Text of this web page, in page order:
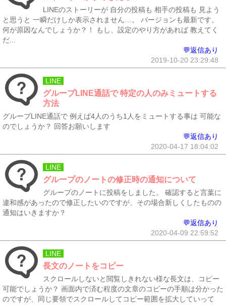
LINEのストーリーが 自分の投稿も 相手の投稿も 見よう
と思うと 一瞬だけしか表示されません…。 バージョンも最新です。
何が原因なんでしょうか？！ もし、設定のやり方があれば 教えてく
だ...
💬返信あり
2019-10-20 23:29:48
LINE
グループLINE通話で 特定の人のみミュートする
方法
グループLINE通話で 例えば4人のうち1人をミュートする事は 可能な
のでしょうか？ 回答お願いします
💬返信あり
2020-04-17 18:04:02
LINE
グループのノートの修正時の通知について
グループのノートに投稿をしました。 確認すると言葉に
違和感があったので修正したいのですが、その場合新しくしたものの
通知はいきますか？
💬返信あり
2020-04-09 22:59:52
LINE
長文のノートをコピー
スクロールしないと閲覧しきれない様な長文は、コピー
可能でしょうか？ 画面内で済む程度の文章のコピーの手順は分かった
のですが、同じ要領でスクロールしてコピー範囲を拡大していって